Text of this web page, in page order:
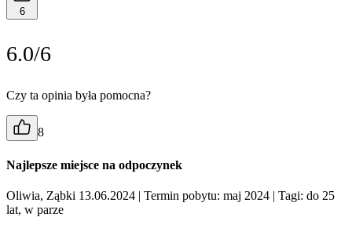
6
6.0/6
Czy ta opinia była pomocna?
8
Najlepsze miejsce na odpoczynek
Oliwia, Ząbki 13.06.2024 | Termin pobytu: maj 2024 | Tagi: do 25
lat, w parze